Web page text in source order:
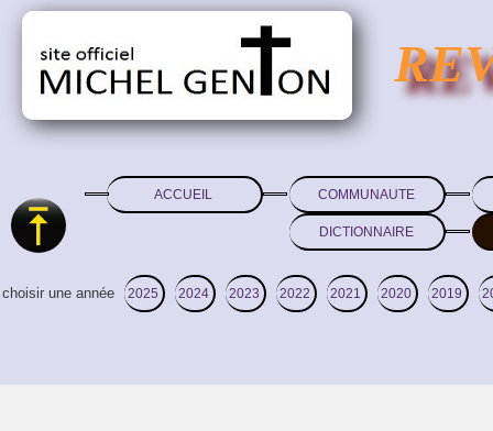
ACCUEIL COMMUNAUTE
DICTIONNAIRE
choisir une année 2025 2024 2023 2022 2021 2020 2019